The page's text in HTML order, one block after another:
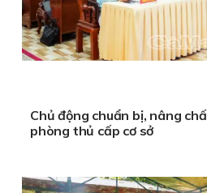
Chủ động chuẩn bị, nâng
phòng thủ cấp cơ sở